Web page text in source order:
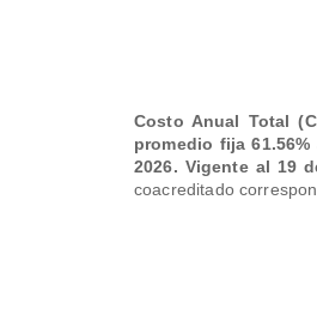
Costo Anual Total
promedio fija
2026. Vigente al 19
coacreditado